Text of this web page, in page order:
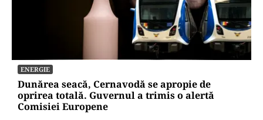
România, în fața scenariului unui posibil atac
rusesc! Orice e posibil, dar Țările Baltice și
Polonia par în prima linie!